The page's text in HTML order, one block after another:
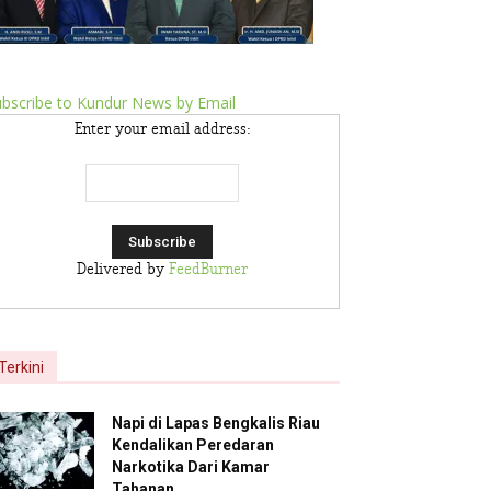
to Kundur News by Email
Enter your email address:
Delivered by FeedBurner
Napi di Lapas Bengkalis Riau
Kendalikan Peredaran
Narkotika Dari Kamar